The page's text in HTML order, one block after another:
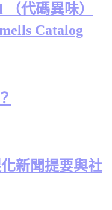
代碼異味）
Catalog
新聞提要與社